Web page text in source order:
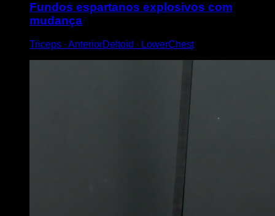
Fundos espartanos explosivos com
mudança
Triceps ∙ AnteriorDeltoid ∙ LowerChest